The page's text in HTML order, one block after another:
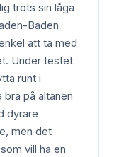
trots sin låga
Baden
att ta med
Under testet
runt i
på altanen
dyrare
men det
vill ha en